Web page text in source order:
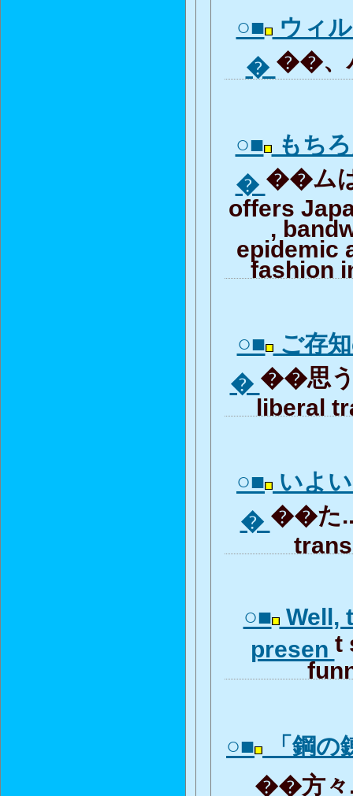
○■ ウィ
� ��、
○■ もち
� ��ム
offers
,
epidemic
fashion
○■ ご存
� ��思う
liberal
○■ いよ
� ��た
○■ Well,
presen t
○■ 「鋼
��方々